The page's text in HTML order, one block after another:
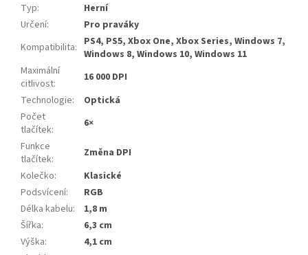
Typ:
Herní
Určení:
Pro praváky
Kompatibilita: PS4, PS5, Xbox One, Xbox Series, Windows 7,
Windows 8, Windows 10, Windows 11
Maximální
citlivost:
16 000 DPI
Technologie:
Optická
Počet
tlačítek:
6×
Funkce
tlačítek:
Změna DPI
Kolečko:
Klasické
Podsvícení:
RGB
Délka kabelu:
1,8 m
Šířka:
6,3 cm
Výška:
4,1 cm